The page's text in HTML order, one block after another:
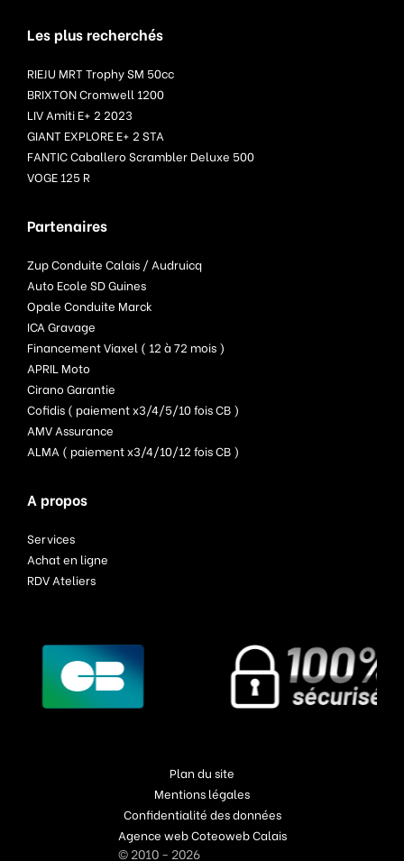
Les plus recherchés
RIEJU MRT Trophy SM 50cc
BRIXTON Cromwell 1200
LIV Amiti E+ 2 2023
GIANT EXPLORE E+ 2 STA
FANTIC Caballero Scrambler Deluxe 500
VOGE 125 R
Partenaires
Zup Conduite Calais / Audruicq
Auto Ecole SD Guines
Opale Conduite Marck
ICA Gravage
Financement Viaxel ( 12 à 72 mois )
APRIL Moto
Cirano Garantie
Cofidis ( paiement x3/4/5/10 fois CB )
AMV Assurance
ALMA ( paiement x3/4/10/12 fois CB )
A propos
Services
Achat en ligne
RDV Ateliers
Plan du site
Mentions légales
Confidentialité des données
Agence web Coteoweb Calais
© 2010 - 2026